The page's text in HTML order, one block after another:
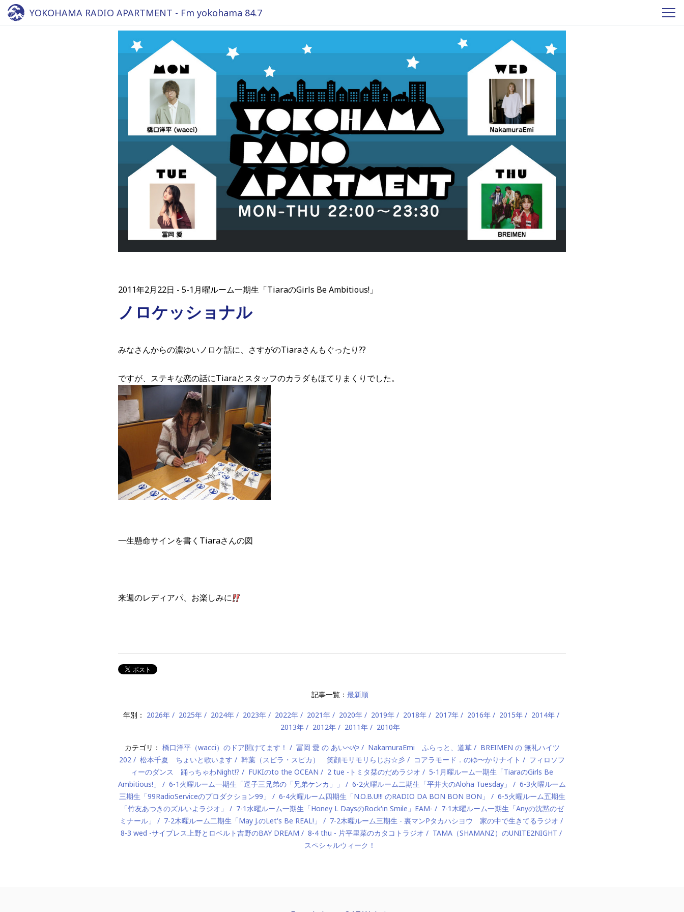
YOKOHAMA RADIO APARTMENT - Fm yokohama 84.7
2011年2月22日 5-1月曜ルーム一期生「TiaraのGirls Be Ambitious!」
ノロケッショナル
みなさんからの濃ゆいノロケ話に、さすがのTiaraさんもぐったり??
ですが、ステキな恋の話にTiaraとスタッフのカラダもほてりまくりでした。
一生懸命サインを書くTiaraさんの図
来週のレディアパ、お楽しみに
記事一覧： 最新順
年別： 2026年 2025年 2024年 2023年 2022年 2021年 2020年 2019年 2018年 2017年 2016年 2015年
2014年
2013年
2012年 2011年 2010年
カテゴリ： 橋口洋平（wacci）のドア開けてます！ 冨岡 愛 の あいべや NakamuraEmi ふらっと、道草
BREIMEN の 無礼ハイツ
202
松本千夏 ちょいと歌います 幹葉（スピラ・スピカ） 笑顔モリモリらじお☆彡 コアラモード．のゆ〜かりナイト
フィロソフ
ィーのダンス 踊っちゃわNight!?
FUKIのto the OCEAN 2 tue -トミタ栞のだめラジオ
5-1月曜ルーム一期生「TiaraのGirls Be
Ambitious!」
6-1火曜ルーム一期生「逗子三兄弟の「兄弟ケンカ」」 6-2火曜ルーム二期生「平井大のAloha Tuesday」
6-3火曜ルーム
三期生「99RadioServiceのプロダクション99」
6-4火曜ルーム四期生「N.O.B.U!!! のRADIO DA BON BON BON」
6-5火曜ルーム五期生
「竹友あつきのズルいよラジオ」
7-1水曜ルーム一期生「Honey L DaysのRock'in Smile」EAM-
7-1木曜ルーム一期生「Anyの沈黙のゼ
ミナール」
7-2木曜ルーム二期生「May J.のLet's Be REAL!」
7-2木曜ルーム三期生 - 裏マンPタカハシヨウ 家の中で生きてるラジオ
8-3 wed -サイプレス上野とロベルト吉野のBAY DREAM
8-4 thu - 片平里菜のカタコトラジオ
TAMA（SHAMANZ）のUNITE2NIGHT
スペシャルウィーク！